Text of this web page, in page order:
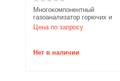
Многокомпонентный
газоанализатор горючих и
токсичных газов АНКАТ-64М3
Цена по запросу
Нет в наличии